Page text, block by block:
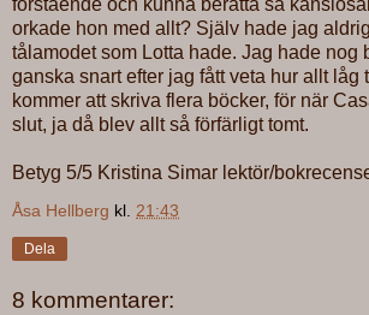
förstående och kunna berätta så
orkade hon med allt? Själv hade jag
tålamodet som Lotta hade. Jag hade nog
ganska snart efter jag fått veta hur allt låg
kommer att skriva flera böcker, för när
slut, ja då blev allt så förfärligt tomt.
Betyg 5/5 Kristina Simar lektör/
Åsa Hellberg kl. 21:43
Dela
8 kommentarer: